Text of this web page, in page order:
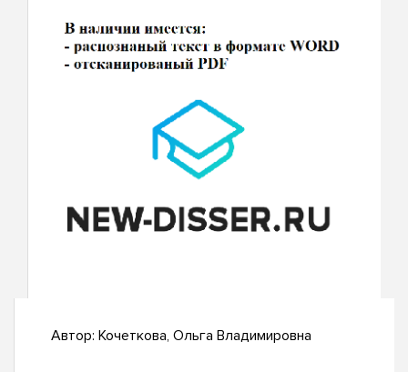
Автор: Кочеткова, Ольга Владимировна